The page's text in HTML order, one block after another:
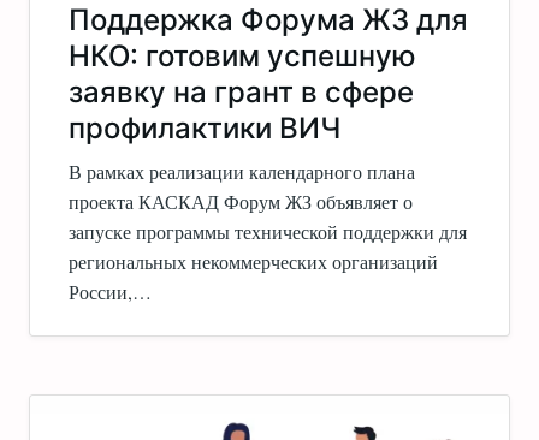
Поддержка Форума ЖЗ для
НКО: готовим успешную
заявку на грант в сфере
профилактики ВИЧ
В рамках реализации календарного плана
проекта КАСКАД Форум ЖЗ объявляет о
запуске программы технической поддержки для
региональных некоммерческих организаций
России,…